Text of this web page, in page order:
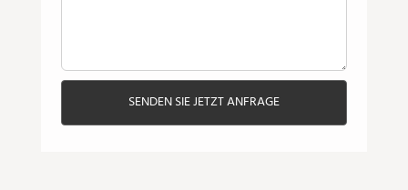
SENDEN SIE JETZT ANFRAGE